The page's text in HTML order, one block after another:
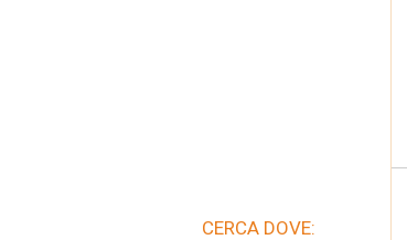
CERCA DOVE: